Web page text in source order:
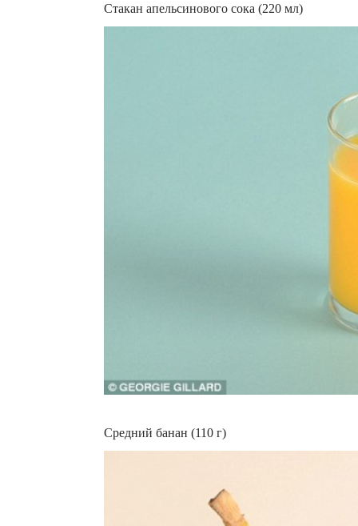
Стакан апельсинового сока (220 мл)
Средний банан (110 г)